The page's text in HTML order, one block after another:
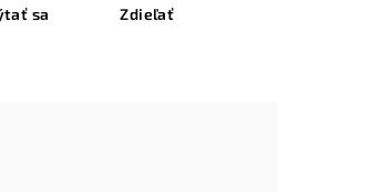
sa Zdieľať